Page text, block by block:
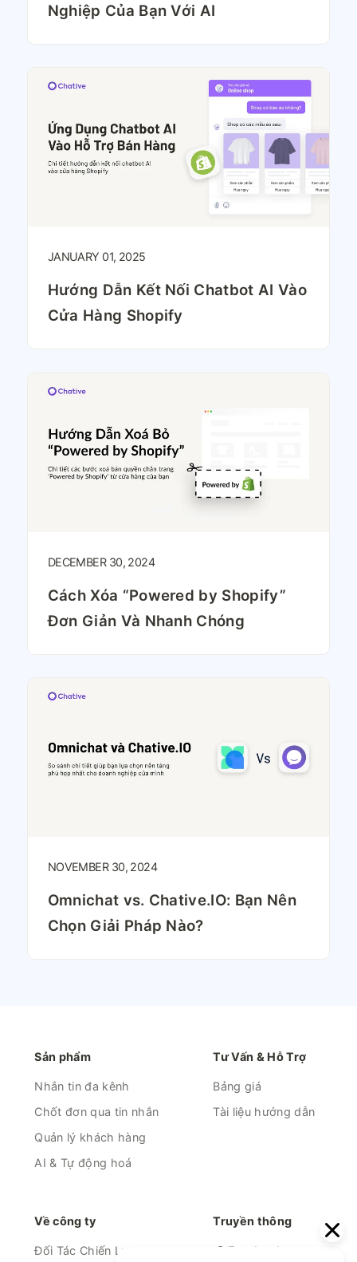
Nghiệp Của Bạn Với AI
JANUARY 01, 2025
Hướng Dẫn Kết Nối Chatbot AI Vào
Cửa Hàng Shopify
DECEMBER 30, 2024
Cách Xóa “Powered by Shopify”
Đơn Giản Và Nhanh Chóng
NOVEMBER 30, 2024
Omnichat vs. Chative.IO: Bạn Nên
Chọn Giải Pháp Nào?
Sản phẩm
Nhắn tin đa kênh
Chốt đơn qua tin nhắn
Quản lý khách hàng
AI & Tự động hoá
Tư Vấn & Hỗ Trợ
Bảng giá
Tài liệu hướng dẫn
Về công ty
Đối Tác Chiến Lược
Truyền thông
Facebook